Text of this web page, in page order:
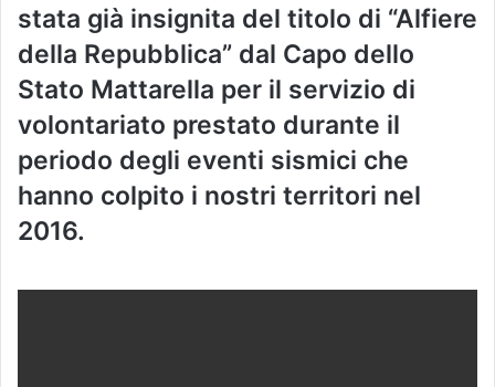
stata già insignita del titolo di “Alfiere
della Repubblica” dal Capo dello
Stato Mattarella per il servizio di
volontariato prestato durante il
periodo degli eventi sismici che
hanno colpito i nostri territori nel
2016.